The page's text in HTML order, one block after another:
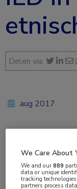
Delen via:
aug 2017
We Care About
We and our889
data or unique
tracking
partners process